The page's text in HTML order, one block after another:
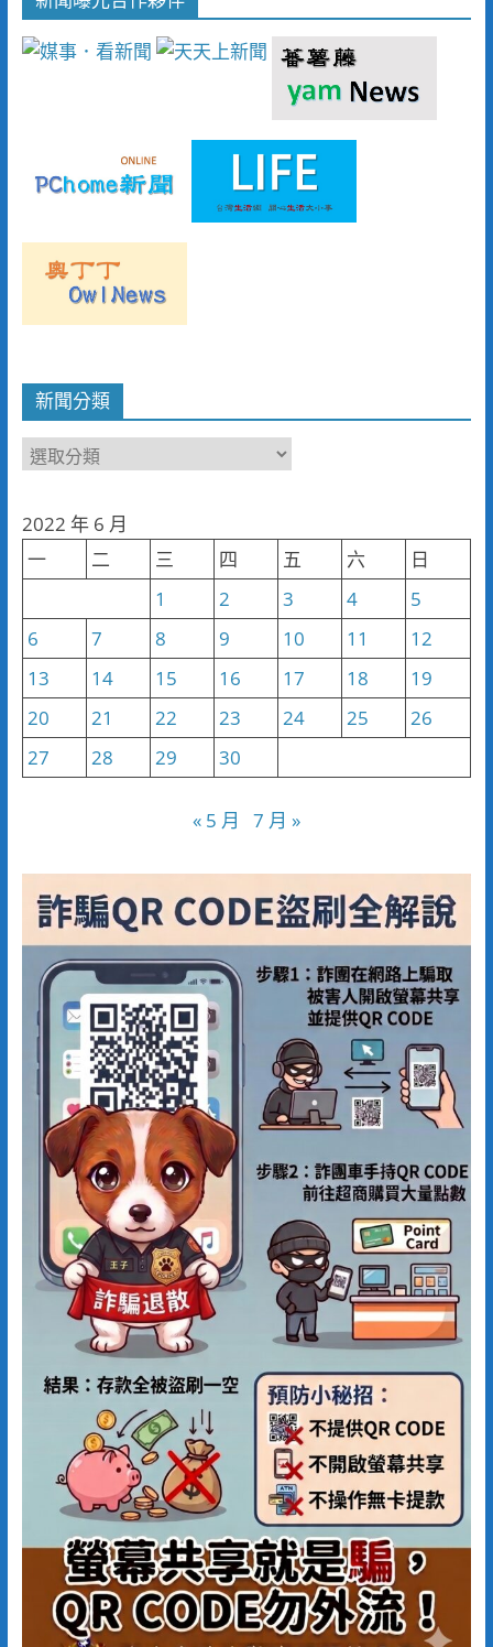
新聞分類
新
類
2022 年 6 月
一
二 三 四 五 六
日
1
2 3 4
5
6
7 8 9 10 11
12
13
14 15 16 17 18
19
20
21 22 23 24 25
26
27
28 29 30
« 5 月 7 月 »